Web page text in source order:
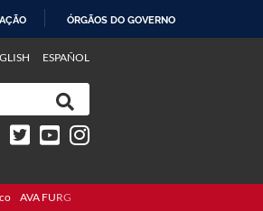
ÓRGÃOS DO GOVERNO
ESPAÑOL
AVA FURG